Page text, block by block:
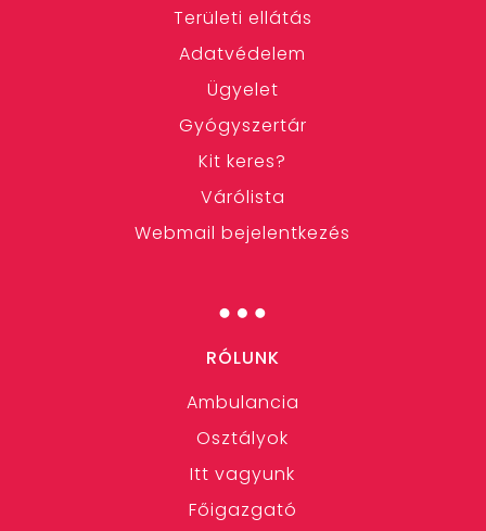
Területi ellátás
Adatvédelem
Ügyelet
Gyógyszertár
Kit keres?
Várólista
Webmail bejelentkezés
…
RÓLUNK
Ambulancia
Osztályok
Itt vagyunk
Főigazgató